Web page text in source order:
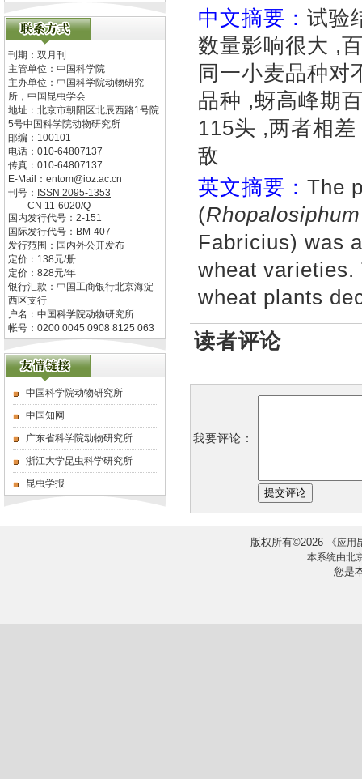
刊期：双月刊
主管单位： 中国科学院
主办单位： 中国科学院动物研究
所，中国昆虫学会
地址： 北京市朝阳区北辰西路1号院
5号中国科学院动物研究所
邮编： 100101
电话： 010-64807137
传真： 010-64807137
E-Mail： entom@ioz.ac.cn
刊号： ISSN 2095-1353
CN 11-6020/Q
国内发行代号： 2-151
国际发行代号： BM-407
发行范围：国内外公开发布
定价： 138元/册
定价： 828元/年
银行汇款：中国工商银行北京海淀
西区支行
户名：中国科学院动物研究所
帐号：0200 0045 0908 8125 063
中国科学院动物研究所
中国知网
广东省科学院动物研究所
浙江大学昆虫科学研究所
昆虫学报
中文摘要： 试验
数量影响很大 ,
同一小麦品种对
品种 ,蚜高峰期
115头 ,两者相
敌
英文摘要： The
(
Fabricius) was
wheat varieties.
wheat plants
读者评论
我要评论：
版权所有©2026 《应用
本系统由北
您是